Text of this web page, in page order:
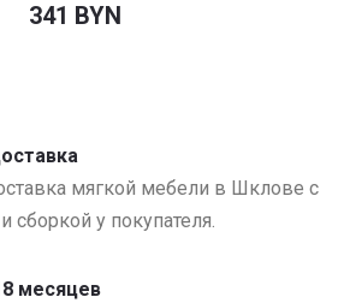
341 BYN
мягкой мебели в Шклове с
сборкой у покупателя.
месяцев